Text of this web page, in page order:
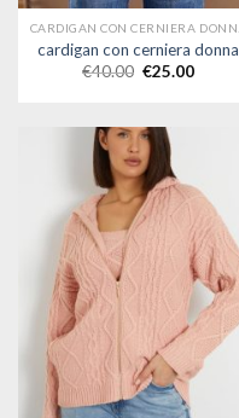
cardigan con cerniera donna
€40.00 €25.00